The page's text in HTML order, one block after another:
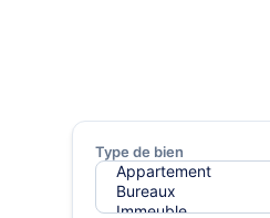
Type de bien